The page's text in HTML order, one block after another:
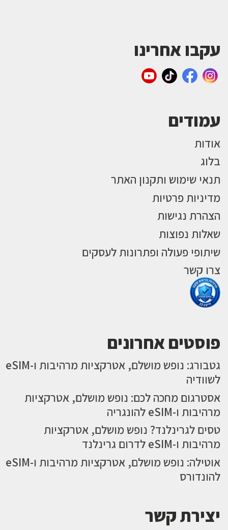
עקבו אחרינו
עמודים
אודות
בלוג
תנאי שימוש ותקנון האתר
מדיניות פרטיות
הצהרת נגישות
שאלות נפוצות
שיתופי פעולה ופתרונות לעסקים
צרו קשר
פוסטים אחרונים
גטבורג: נופש מושלם, אטרקציות מרהיבות ו-eSIM
לשוודיה
אסטרגום מחכה לכם: נופש מושלם, אטרקציות
מרהיבות ו-eSIM להונגריה
טסים לגרינלנד? נופש מושלם, אטרקציות
מרהיבות ו-eSIM לדרום גרינלנד
אוטילה: נופש מושלם, אטרקציות מרהיבות ו-eSIM
להונדורס
יצירת קשר